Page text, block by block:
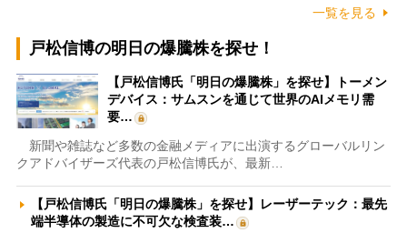
一覧を見る
戸松信博の明日の爆騰株を探せ！
【戸松信博氏「明日の爆騰株」を探せ】トーメン
デバイス：サムスンを通じて世界のAIメモリ需
要…
新聞や雑誌など多数の金融メディアに出演するグローバルリン
クアドバイザーズ代表の戸松信博氏が、最新…
【戸松信博氏「明日の爆騰株」を探せ】レーザーテック：最先
端半導体の製造に不可欠な検査装…